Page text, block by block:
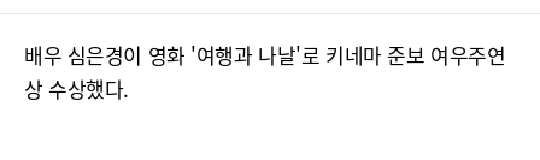
배우 심은경이 영화 '여행과 나날'로 키네마 준보 여우주연
상 수상했다.